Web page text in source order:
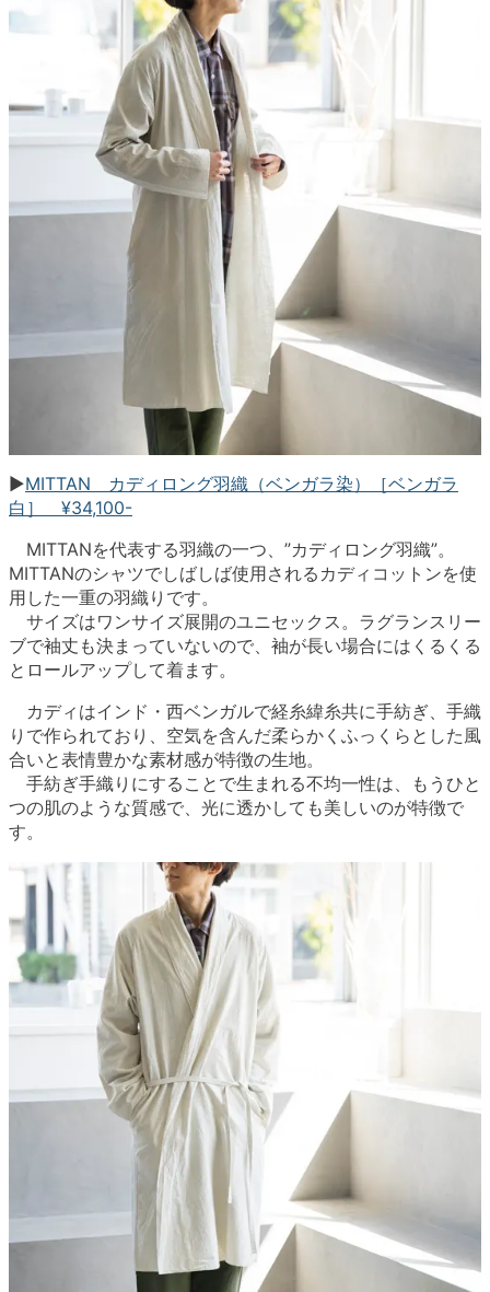
▶︎MITTAN カディロング羽織（ベンガラ染）［ベンガラ
白］ ¥34,100-
MITTANを代表する羽織の一つ、”カディロング羽織”。
MITTANのシャツでしばしば使用されるカディコットンを使
用した一重の羽織りです。
サイズはワンサイズ展開のユニセックス。ラグランスリー
ブで袖丈も決まっていないので、袖が長い場合にはくるくる
とロールアップして着ます。
カディはインド・西ベンガルで経糸緯糸共に手紡ぎ、手織
りで作られており、空気を含んだ柔らかくふっくらとした風
合いと表情豊かな素材感が特徴の生地。
手紡ぎ手織りにすることで生まれる不均一性は、もうひと
つの肌のような質感で、光に透かしても美しいのが特徴で
す。